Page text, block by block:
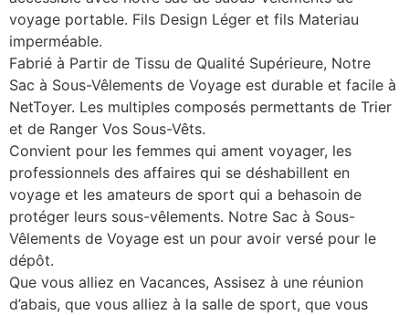
voyage portable. Fils Design Léger et fils Materiau
imperméable.
Fabrié à Partir de Tissu de Qualité Supérieure, Notre
Sac à Sous-Vêlements de Voyage est durable et facile à
NetToyer. Les multiples composés permettants de Trier
et de Ranger Vos Sous-Vêts.
Convient pour les femmes qui ament voyager, les
professionnels des affaires qui se déshabillent en
voyage et les amateurs de sport qui a behasoin de
protéger leurs sous-vêlements. Notre Sac à Sous-
Vêlements de Voyage est un pour avoir versé pour le
dépôt.
Que vous alliez en Vacances, Assisez à une réunion
d’abais, que vous alliez à la salle de sport, que vous